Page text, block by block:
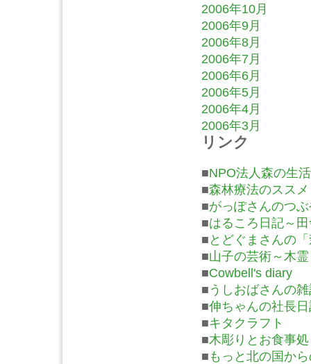
2006年10月
2006年9月
2006年8月
2006年7月
2006年6月
2006年5月
2006年4月
2006年3月
リンク
■NPO法人森の生活
■森林療法のススメ
■がっぽさんのつ
■はるころ日記～
■ とどぐまさんの
■山子の芸術～木
■Cowbell's diary
■ うしおばさんの
■伸ちゃんの社長
■キタクラフト
■木彫りとお食事
■ もっと北の国か